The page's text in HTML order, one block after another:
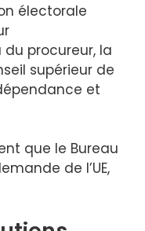
électorale
procureur, la
supérieur de
et
que le Bureau
de l’UE,